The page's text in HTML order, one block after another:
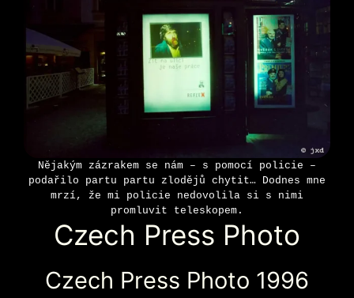
Nějakým zázrakem se nám – s pomocí policie –
podařilo partu partu zlodějů chytit… Dodnes mne
mrzí, že mi policie nedovolila si s nimi
promluvit teleskopem.
Czech Press Photo
Czech Press Photo 1996